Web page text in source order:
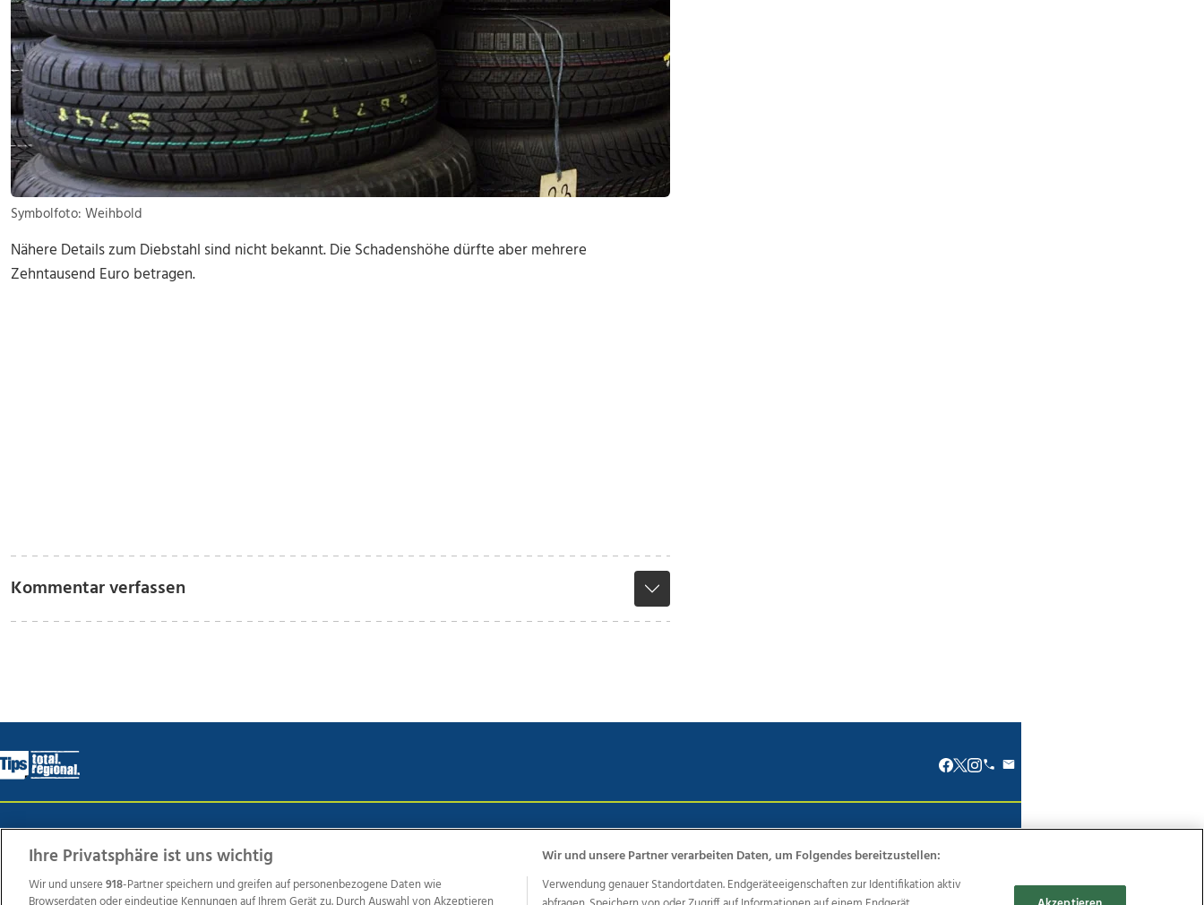
Symbolfoto: Weihbold
Nähere Details zum Diebstahl sind nicht bekannt. Die Schadenshöhe dürfte aber mehrere
Zehntausend Euro betragen.
Kommentar verfassen
Ihre Privatsphäre ist uns wichtig
Wir und unsere918-Partner speichern und greifen auf personenbezogene Daten wie
Wir und unsere Partner verarbeiten Daten, um Folgendes bereitzustellen:
Verwendung genauer Standortdaten. Endgeräteeigenschaften zur Identifikation aktiv